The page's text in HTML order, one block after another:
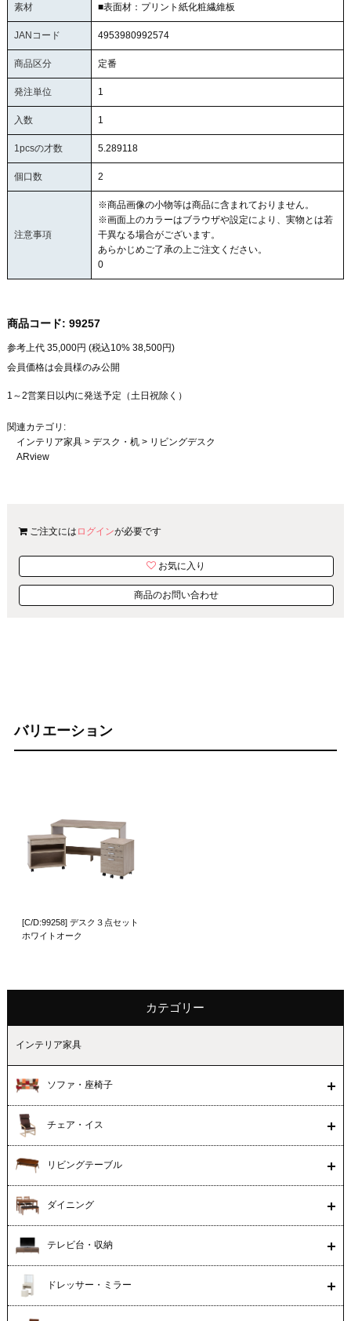
素材 ■表面材：プリント紙化粧繊維板
JANコード 4953980992574
商品区分 定番
発注単位 1
入数 1
1pcsの才数 5.289118
個口数 2
注意事項
※商品画像の小物等は商品に含まれておりません。
※画面上のカラーはブラウザや設定により、実物とは若
干異なる場合がございます。
あらかじめご了承の上ご注文ください。
0
商品コード: 99257
参考上代 35,000円 (税込10% 38,500円)
会員価格は会員様のみ公開
1～2営業日以内に発送予定（土日祝除く）
関連カテゴリ:
インテリア家具> デスク・机> リビングデスク
ARview
ご注文には ログインが必要です
お気に入り
商品のお問い合わせ
バリエーション
[C/D:99258] デスク３点セット
ホワイトオーク
カテゴリー
インテリア家具
ソファ・座椅子
チェア・イス
リビングテーブル
ダイニング
テレビ台・収納
ドレッサー・ミラー